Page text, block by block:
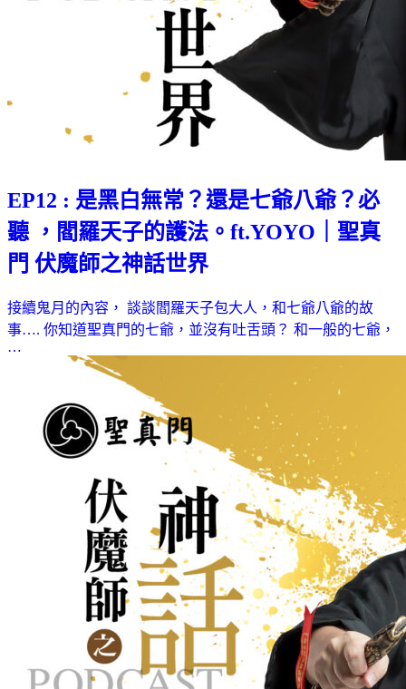
EP12 : 是黑白無常？還是七爺八爺？必
聽 ，閻羅天子的護法。ft.YOYO｜聖真
門 伏魔師之神話世界
接續鬼月的內容， 談談閻羅天子包大人，和七爺八爺的故
事…. 你知道聖真門的七爺，並沒有吐舌頭？ 和一般的七爺，
…